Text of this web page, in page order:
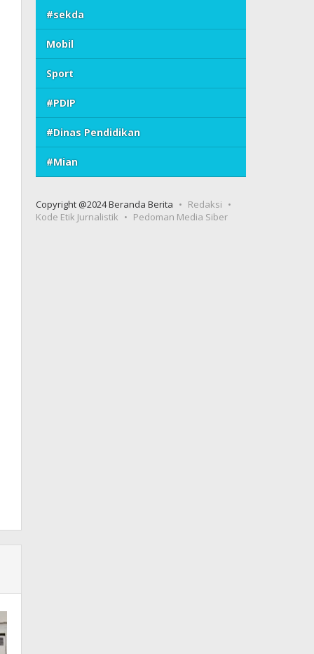
#sekda
Mobil
Sport
#PDIP
#Dinas Pendidikan
#Mian
Copyright @2024 Beranda Berita
Redaksi
Kode Etik Jurnalistik
Pedoman Media Siber